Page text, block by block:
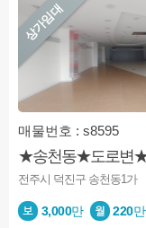
상가임대
매물번호 : s8595
전주시 덕진구 송천동1가
3,000만 220만